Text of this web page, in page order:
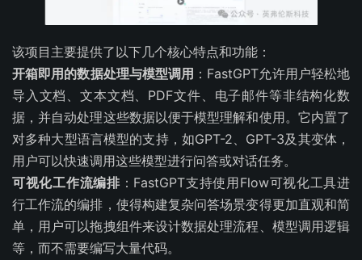
该项目主要提供了以下几个核心特点和功能：
开箱即用的数据处理与模型调用 ：FastGPT允许用户轻松地
导入文档、文本文档、PDF文件、电子邮件等非结构化数
据，并自动处理这些数据以便于模型理解和使用。它内置了
对多种大型语言模型的支持，如GPT-2、GPT-3及其变体，
用户可以快速调用这些模型进行问答或对话任务。
可视化工作流编排：FastGPT支持使用Flow可视化工具进
行工作流的编排，使得构建复杂问答场景变得更加直观和简
单，用户可以拖拽组件来设计数据处理流程、模型调用逻辑
等，而不需要编写大量代码。